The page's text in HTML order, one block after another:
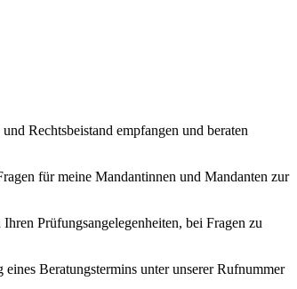
Rechtsbeistand empfangen und beraten
für meine Mandantinnen und Mandanten zur
Prüfungsangelegenheiten, bei Fragen zu
Beratungstermins unter unserer Rufnummer